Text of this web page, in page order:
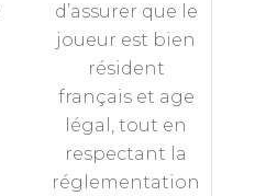
d’assurer que le
joueur est bien
résident
français et age
légal, tout en
respectant la
réglementation